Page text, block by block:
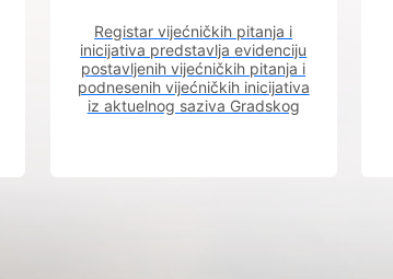
Registar vijećničkih pitanja i
inicijativa predstavlja evidenciju
postavljenih vijećničkih pitanja i
podnesenih vijećničkih inicijativa
iz aktuelnog saziva Gradskog